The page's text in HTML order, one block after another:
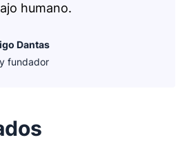
humano.
Dantas
fundador